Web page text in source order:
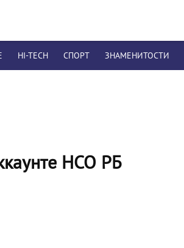
HI-TECH СПОРТ ЗНАМЕНИТОСТИ
НСО РБ